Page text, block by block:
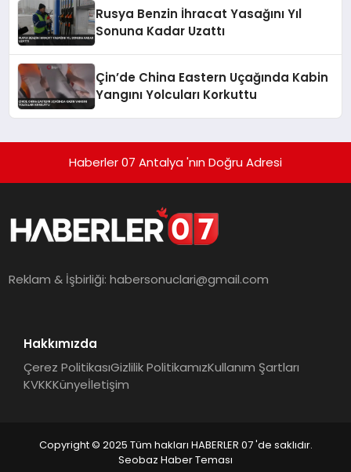
Rusya Benzin İhracat Yasağını Yıl
Sonuna Kadar Uzattı
Çin’de China Eastern Uçağında Kabin
Yangını Yolcuları Korkuttu
Haberler 07 Antalya 'nın Doğru Adresi
Reklam & İşbirliği:habersonuclari@gmail.com
Hakkımızda
Çerez PolitikasıGizlilik PolitikamızKullanım Şartları
KVKKKünyeİletişim
Copyright © 2025 Tüm hakları HABERLER 07 'de saklıdır.
Seobaz Haber Teması